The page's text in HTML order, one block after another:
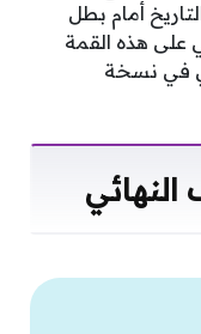
أمام بطل
على هذه القمة
في نسخة